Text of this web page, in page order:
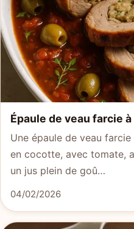
Épaule de veau farcie
Une épaule de veau
en cocotte, avec tomate,
un jus plein de goû…
04/02/2026